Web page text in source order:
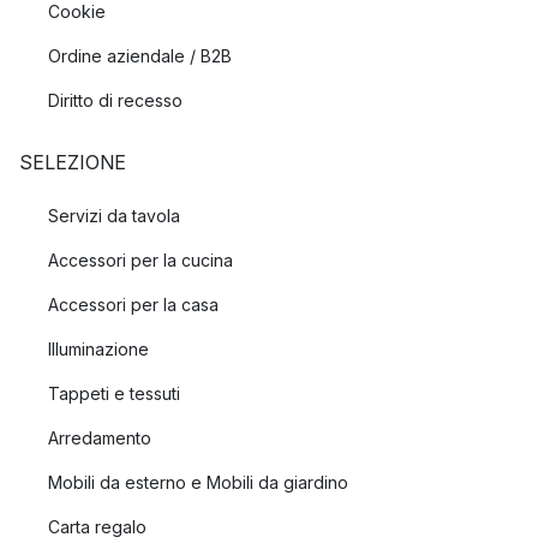
Cookie
Ordine aziendale / B2B
Diritto di recesso
SELEZIONE
Servizi da tavola
Accessori per la cucina
Accessori per la casa
Illuminazione
Tappeti e tessuti
Arredamento
Mobili da esterno e Mobili da giardino
Carta regalo